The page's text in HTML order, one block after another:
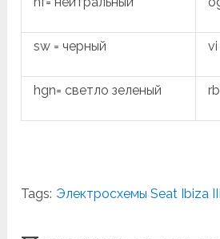
sw = черный vi
hgn= светло зеленый
Tags: Электросхемы Seat Ibiza III